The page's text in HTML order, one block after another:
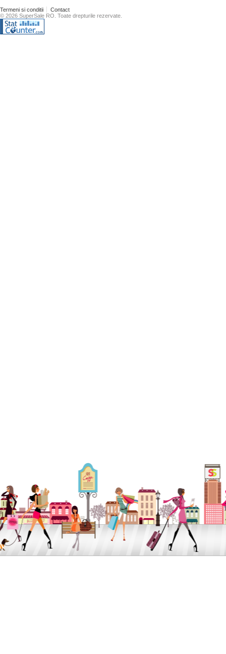
Termeni si conditii
Contact
© 2026 SuperSale RO. Toate drepturile rezervate.